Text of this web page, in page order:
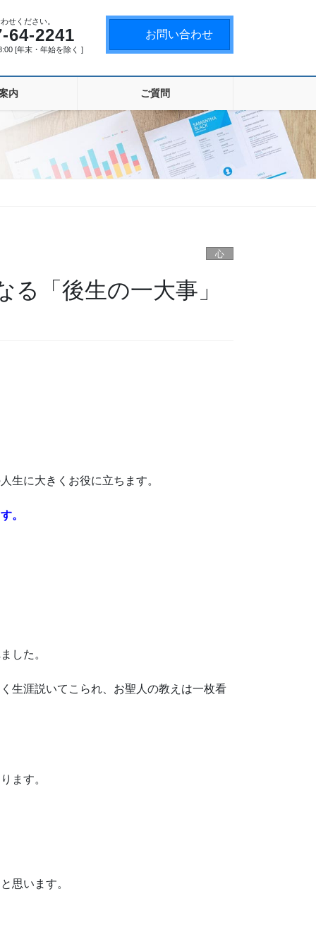
せください。
64-2241
[年末・年始を除く ]
お問い合わせ
内 ご質問
心
「後生の一大事」
生に大きくお役に立ちます。
。
した。
生涯説いてこられ、お聖人の教えは一枚看
ます。
思います。